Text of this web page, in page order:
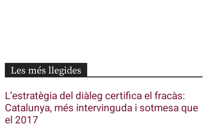
Les més llegides
L’estratègia del diàleg certifica el fracàs:
Catalunya, més intervinguda i sotmesa que
el 2017